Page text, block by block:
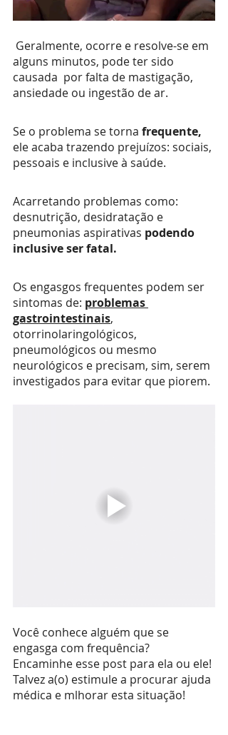
alguns minutos, pode ter sido
causada  por falta de mastigação,
ansiedade ou ingestão de ar.
Se o problema se torna frequente,
ele acaba trazendo prejuízos: sociais,
pessoais e inclusive à saúde.
Acarretando problemas como:
desnutrição, desidratação e
pneumonias aspirativas podendo
inclusive ser fatal.
Os engasgos frequentes podem ser
sintomas de: problemas
gastrointestinais,
otorrinolaringológicos,
pneumológicos ou mesmo
neurológicos e precisam, sim, serem
investigados para evitar que piorem.
Você conhece alguém que se
engasga com frequência?
Encaminhe esse post para ela ou ele!
Talvez a(o) estimule a procurar ajuda
médica e mlhorar esta situação!